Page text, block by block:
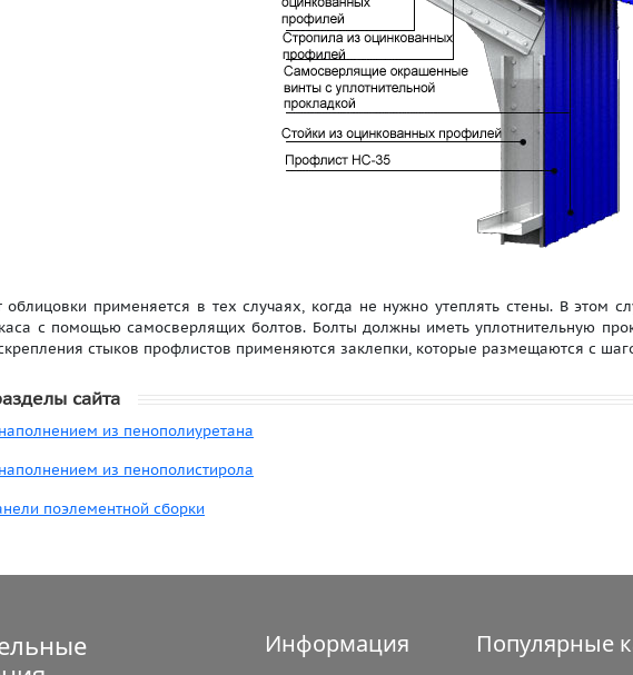
облицовки применяется в тех случаях, когда не нужно утеплять стены. В этом
с помощью самосверлящих болтов. Болты должны иметь уплотнительную
стыков профлистов применяются заклепки, которые размещаются с
сайта
из пенополиуретана
из пенополистирола
поэлементной сборки
Информация Популярные